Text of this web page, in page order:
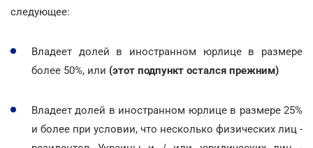
следующее:
Владеет долей в иностранном юрлице в размере
более 50%, или (этот подпункт остался прежним)
Владеет долей в иностранном юрлице в размере 25%
и более при условии, что несколько физических лиц -